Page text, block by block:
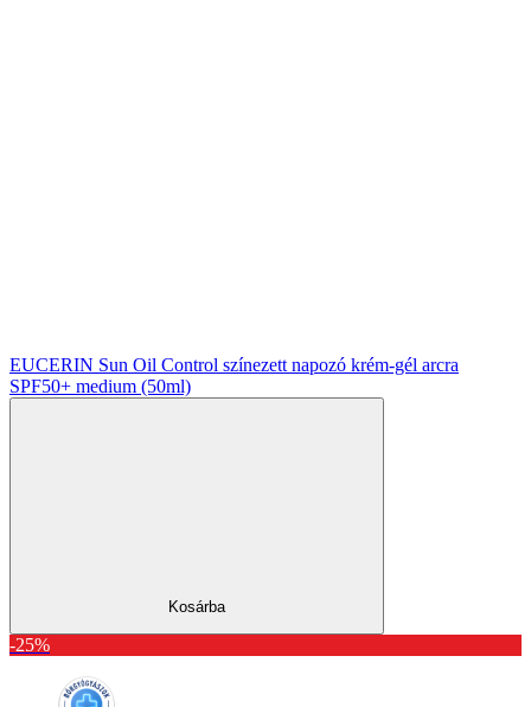
EUCERIN Sun Oil Control színezett napozó krém-gél arcra
SPF50+ medium (50ml)
Kosárba
-25%